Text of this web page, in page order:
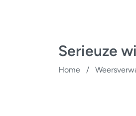
Serieuze
Home /